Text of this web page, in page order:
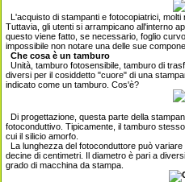
L'acquisto di stampanti e fotocopiatrici,
Tuttavia, gli utenti si arrampicano all'interno
questo viene fatto, se necessario, foglio
impossibile non notare una delle sue
Che cosa è un tamburo
Unità, tamburo fotosensibile, tamburo di
diversi per il cosiddetto "cuore" di una
indicato come un tamburo. Cos'è?
Di progettazione, questa parte della
fotoconduttivo. Tipicamente, il tamburo
cui il silicio amorfo.
La lunghezza del fotoconduttore può
decine di centimetri. Il diametro è pari a
grado di macchina da stampa.